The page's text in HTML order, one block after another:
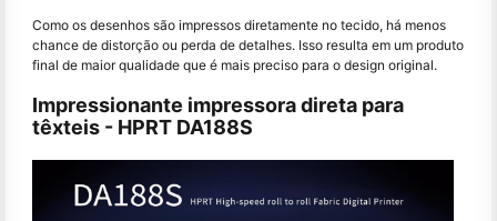
Como os desenhos são impressos diretamente no tecido, há menos
chance de distorção ou perda de detalhes. Isso resulta em um produto
final de maior qualidade que é mais preciso para o design original.
Impressionante impressora direta para
têxteis - HPRT DA188S